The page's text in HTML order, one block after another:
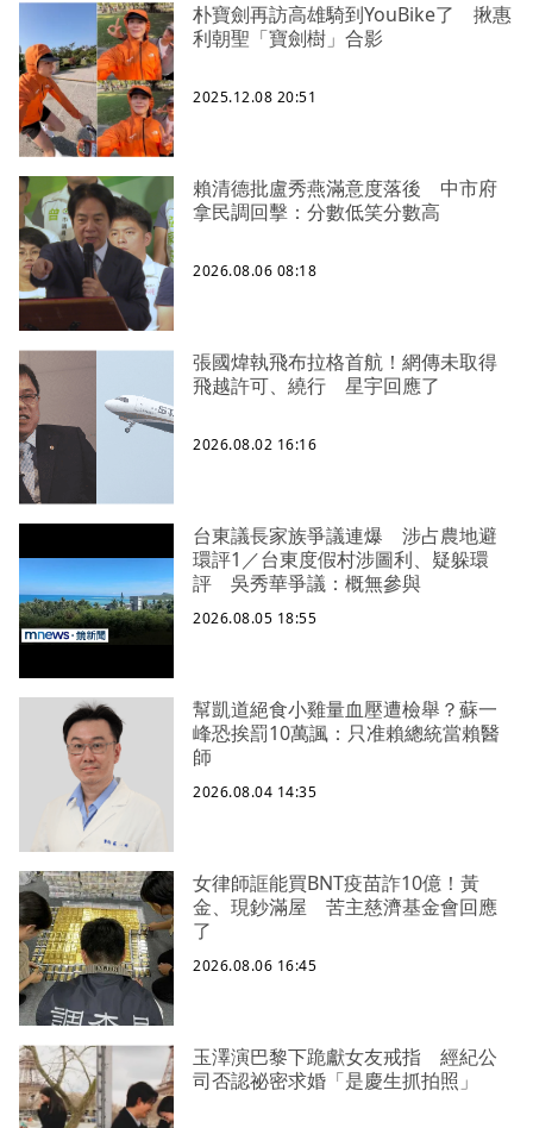
朴寶劍再訪高雄騎到YouBike了 揪惠
利朝聖「寶劍樹」合影
2025.12.08 20:51
賴清德批盧秀燕滿意度落後 中市府
拿民調回擊：分數低笑分數高
2026.08.06 08:18
張國煒執飛布拉格首航！網傳未取得
飛越許可、繞行 星宇回應了
2026.08.02 16:16
台東議長家族爭議連爆 涉占農地避
環評1／台東度假村涉圖利、疑躲環
評 吳秀華爭議：概無參與
2026.08.05 18:55
幫凱道絕食小雞量血壓遭檢舉？蘇一
峰恐挨罰10萬諷：只准賴總統當賴醫
師
2026.08.04 14:35
女律師誆能買BNT疫苗詐10億！黃
金、現鈔滿屋 苦主慈濟基金會回應
了
2026.08.06 16:45
玉澤演巴黎下跪獻女友戒指 經紀公
司否認祕密求婚「是慶生抓拍照」